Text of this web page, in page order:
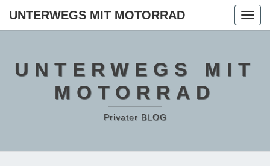
UNTERWEGS MIT MOTORRAD
UNTERWEGS MIT
MOTORRAD
Privater BLOG